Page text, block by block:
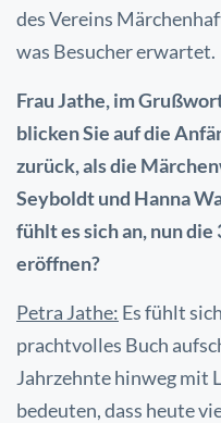
des Vereins
was Besucher erwartet.
Frau Jathe, im
blicken Sie auf die
zurück, als die
Seyboldt und Hanna
fühlt es sich an, nun
eröffnen?
Petra Jathe: Es fühlt
prachtvolles Buch
Jahrzehnte hinweg mit
bedeuten, dass heute